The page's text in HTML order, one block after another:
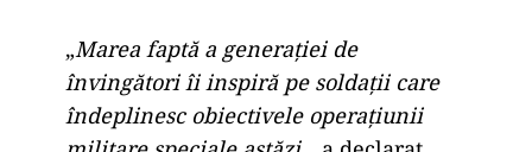
„Marea faptă a generației de
învingători îi inspiră pe soldații care
îndeplinesc obiectivele operațiunii